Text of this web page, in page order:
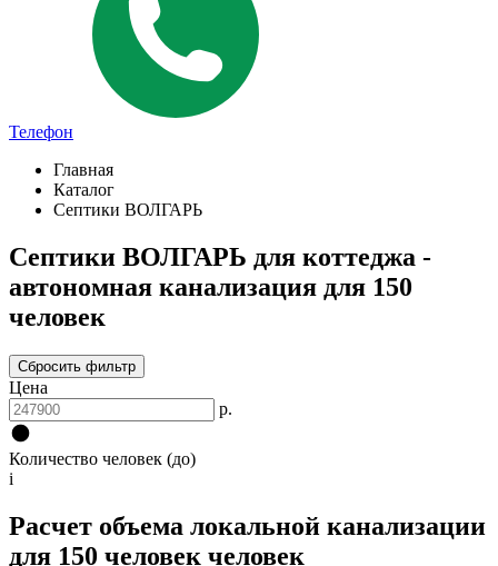
Телефон
Главная
Каталог
Септики ВОЛГАРЬ
Септики ВОЛГАРЬ для коттеджа -
автономная канализация для 150
человек
Сбросить фильтр
Цена
р.
Количество человек (до)
i
Расчет объема локальной канализации
для 150 человек человек